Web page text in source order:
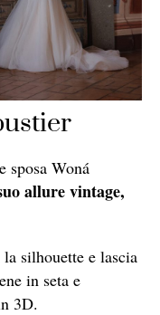
sposa Woná
allure vintage,
silhouette e lascia
in seta e
3D.